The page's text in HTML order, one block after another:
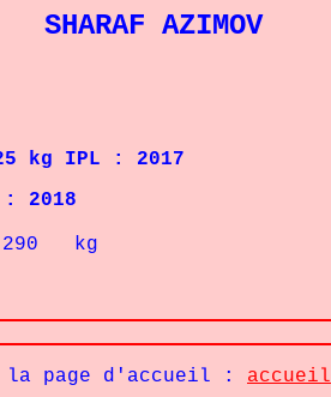
SHARAF AZIMOV
kg IPL : 2017
2018
kg
la page d'accueil : accueil